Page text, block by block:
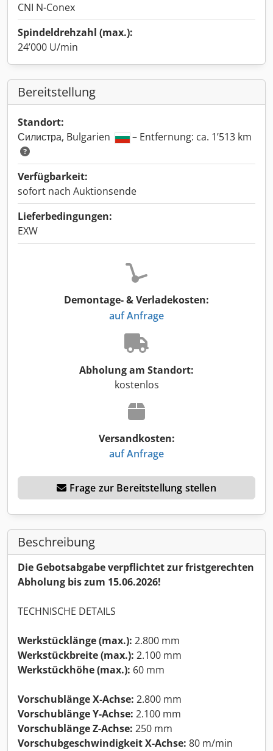
CNI N-Conex
Spindeldrehzahl (max.):
24’000 U/min
Bereitstellung
Standort:
Силистра, Bulgarien
– Entfernung: ca. 1’513 km
Verfügbarkeit:
sofort nach Auktionsende
Lieferbedingungen:
EXW
Demontage- & Verladekosten:
auf Anfrage
Abholung am Standort:
kostenlos
Versandkosten:
auf Anfrage
Frage zur Bereitstellung stellen
Beschreibung
Die Gebotsabgabe verpflichtet zur fristgerechten
Abholung bis zum 15.06.2026!
TECHNISCHE DETAILS
Werkstücklänge (max.): 2.800 mm
Werkstückbreite (max.): 2.100 mm
Werkstückhöhe (max.): 60 mm
Vorschublänge X-Achse: 2.800 mm
Vorschublänge Y-Achse: 2.100 mm
Vorschublänge Z-Achse: 250 mm
Vorschubgeschwindigkeit X-Achse: 80 m/min